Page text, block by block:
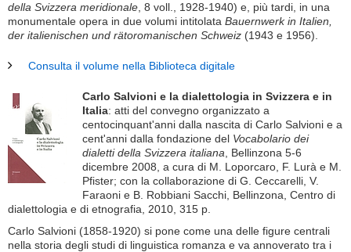
della Svizzera meridionale , 8 voll., 1928-1940) e, più tardi, in una
monumentale opera in due volumi intitolata Bauernwerk in Italien,
der italienischen und rätoromanischen Schweiz (1943 e 1956).
Consulta il volume nella Biblioteca digitale
Carlo Salvioni e la dialettologia in Svizzera e in
Italia: atti del convegno organizzato a
centocinquant'anni dalla nascita di Carlo Salvioni e a
cent'anni dalla fondazione del Vocabolario dei
dialetti della Svizzera italiana , Bellinzona 5-6
dicembre 2008, a cura di M. Loporcaro, F. Lurà e M.
Pfister; con la collaborazione di G. Ceccarelli, V.
Faraoni e B. Robbiani Sacchi, Bellinzona, Centro di
dialettologia e di etnografia, 2010, 315 p.
Carlo Salvioni (1858-1920) si pone come una delle figure centrali
nella storia degli studi di linguistica romanza e va annoverato tra i